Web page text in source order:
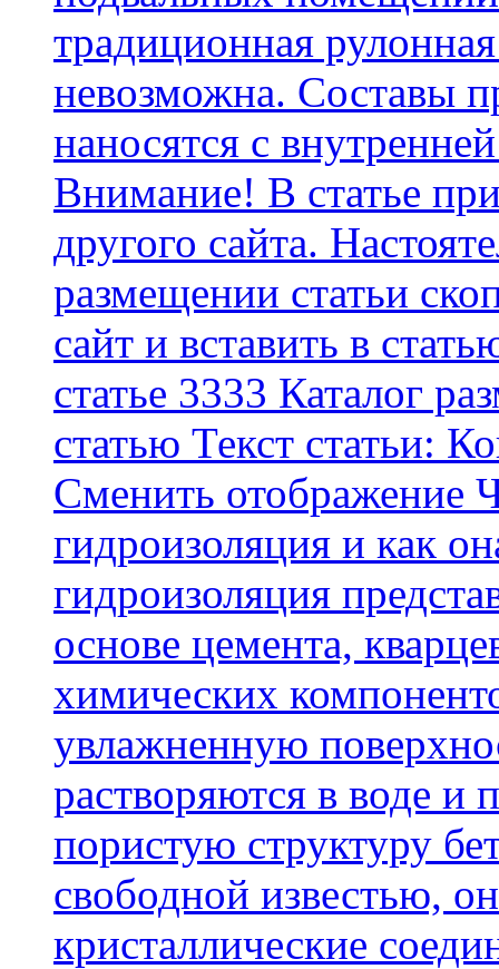
традиционная
невозможна. Составы
наносятся с
Внимание! В статье
другого сайта.
размещении статьи
сайт и вставить в
статье 3333 Каталог
статью Текст статьи:
Cменить отображение
гидроизоляция и как
гидроизоляция
основе цемента,
химических
увлажненную
растворяются в воде и
пористую структуру
свободной известью,
кристаллические